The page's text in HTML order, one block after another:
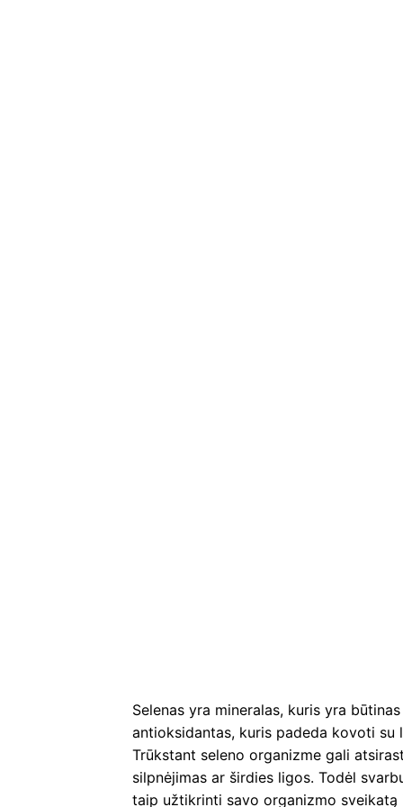
Selenas yra mineralas, kuris yra
antioksidantas, kuris padeda kovoti su
Trūkstant seleno organizme gali
silpnėjimas ar širdies ligos. Todėl
taip užtikrinti savo organizmo sveikatą